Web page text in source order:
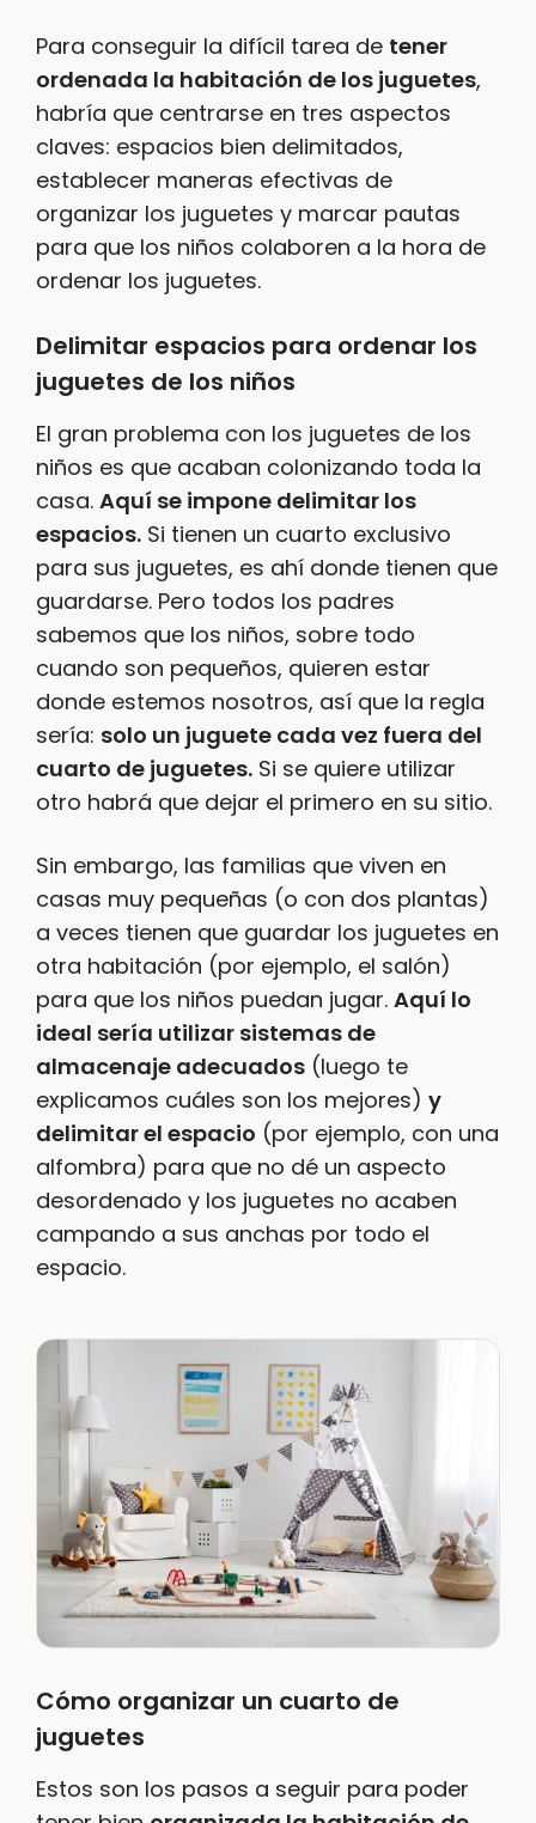
Para conseguir la difícil tarea de tener
ordenada la habitación de los juguetes,
habría que centrarse en tres aspectos
claves: espacios bien delimitados,
establecer maneras efectivas de
organizar los juguetes y marcar pautas
para que los niños colaboren a la hora de
ordenar los juguetes.
Delimitar espacios para ordenar los
juguetes de los niños
El gran problema con los juguetes de los
niños es que acaban colonizando toda la
casa. Aquí se impone delimitar los
espacios. Si tienen un cuarto exclusivo
para sus juguetes, es ahí donde tienen que
guardarse. Pero todos los padres
sabemos que los niños, sobre todo
cuando son pequeños, quieren estar
donde estemos nosotros, así que la regla
sería: solo un juguete cada vez fuera del
cuarto de juguetes. Si se quiere utilizar
otro habrá que dejar el primero en su sitio.
Sin embargo, las familias que viven en
casas muy pequeñas (o con dos plantas)
a veces tienen que guardar los juguetes en
otra habitación (por ejemplo, el salón)
para que los niños puedan jugar. Aquí lo
ideal sería utilizar sistemas de
almacenaje adecuados (luego te
explicamos cuáles son los mejores) y
delimitar el espacio (por ejemplo, con una
alfombra) para que no dé un aspecto
desordenado y los juguetes no acaben
campando a sus anchas por todo el
espacio.
Cómo organizar un cuarto de
juguetes
Estos son los pasos a seguir para poder